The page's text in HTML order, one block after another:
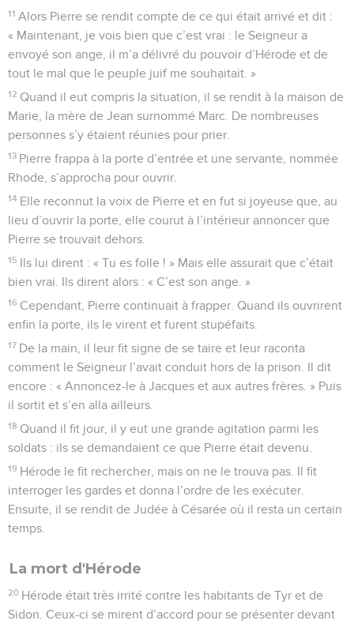
11 Alors Pierre se rendit compte de ce qui était arrivé et dit :
« Maintenant, je vois bien que c’est vrai : le Seigneur a
envoyé son ange, il m’a délivré du pouvoir d’Hérode et de
tout le mal que le peuple juif me souhaitait. »
12 Quand il eut compris la situation, il se rendit à la maison de
Marie, la mère de Jean surnommé Marc. De nombreuses
personnes s’y étaient réunies pour prier.
13 Pierre frappa à la porte d’entrée et une servante, nommée
Rhode, s’approcha pour ouvrir.
14 Elle reconnut la voix de Pierre et en fut si joyeuse que, au
lieu d’ouvrir la porte, elle courut à l’intérieur annoncer que
Pierre se trouvait dehors.
15 Ils lui dirent : « Tu es folle ! » Mais elle assurait que c’était
bien vrai. Ils dirent alors : « C’est son ange. »
16 Cependant, Pierre continuait à frapper. Quand ils ouvrirent
enfin la porte, ils le virent et furent stupéfaits.
17 De la main, il leur fit signe de se taire et leur raconta
comment le Seigneur l’avait conduit hors de la prison. Il dit
encore : « Annoncez-le à Jacques et aux autres frères. » Puis
il sortit et s’en alla ailleurs.
18 Quand il fit jour, il y eut une grande agitation parmi les
soldats : ils se demandaient ce que Pierre était devenu.
19 Hérode le fit rechercher, mais on ne le trouva pas. Il fit
interroger les gardes et donna l’ordre de les exécuter.
Ensuite, il se rendit de Judée à Césarée où il resta un certain
temps.
La mort d'Hérode
20 Hérode était très irrité contre les habitants de Tyr et de
Sidon. Ceux-ci se mirent d’accord pour se présenter devant